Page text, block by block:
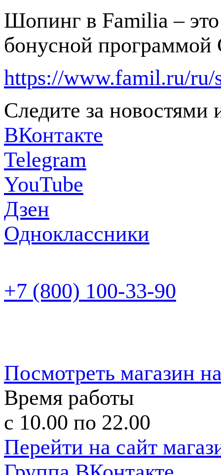
Шопинг в Familia – это
бонусной программой
https://www.famil.ru/ru/
Следите за
ВКонтакте
Telegram
YouTube
Дзен
Одноклассники
+7 (800) 100-33-90
Посмотреть магазин
Время работы
с 10.00 по 22.00
Перейти на сайт